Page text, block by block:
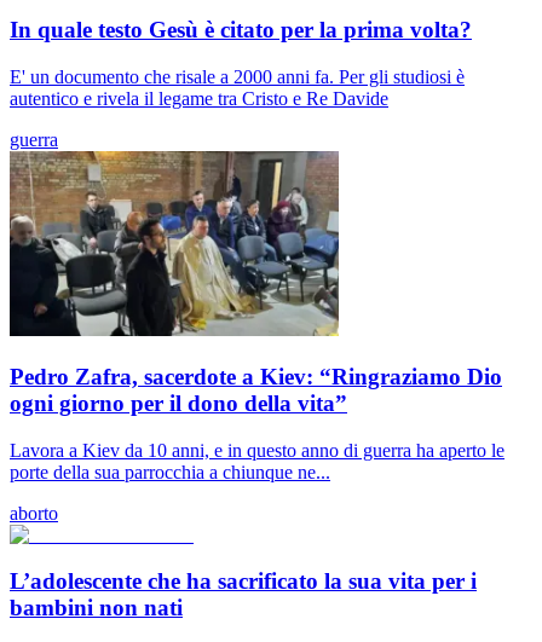
In quale testo Gesù è citato per la prima volta?
E' un documento che risale a 2000 anni fa. Per gli studiosi è
autentico e rivela il legame tra Cristo e Re Davide
guerra
Pedro Zafra, sacerdote a Kiev: “Ringraziamo Dio
ogni giorno per il dono della vita”
Lavora a Kiev da 10 anni, e in questo anno di guerra ha aperto le
porte della sua parrocchia a chiunque ne...
aborto
L’adolescente che ha sacrificato la sua vita per i
bambini non nati